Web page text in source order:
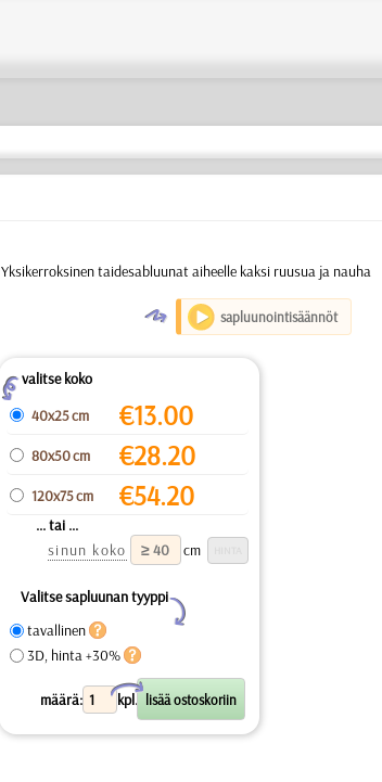
Yksikerroksinen taidesabluunat aiheelle kaksi ruusua ja nauha
O sapluunointisäännöt
Zvalitse koko
40x25 cm
€13.00
80x50 cm €28.20
120x75 cm €54.20
... tai ...
sinun koko
cm
Valitse sapluunan tyyppi
Y
tavallinen
3D, hinta +30%
määrä: kpl.
X